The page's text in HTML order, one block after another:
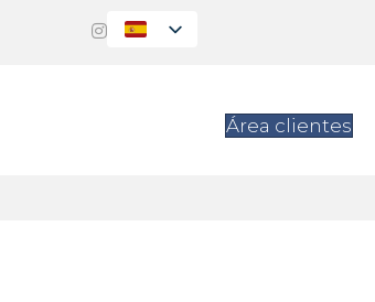
Área clientes